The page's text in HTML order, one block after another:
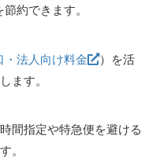
約できます。
・法人向け料金
）を活
ます。
間指定や特急便を避ける
。